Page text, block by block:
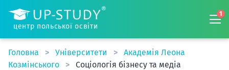
центр польської освіти
1
Головна Університети
Академія Леона
Козмінського
Соціологія бізнесу та медіа